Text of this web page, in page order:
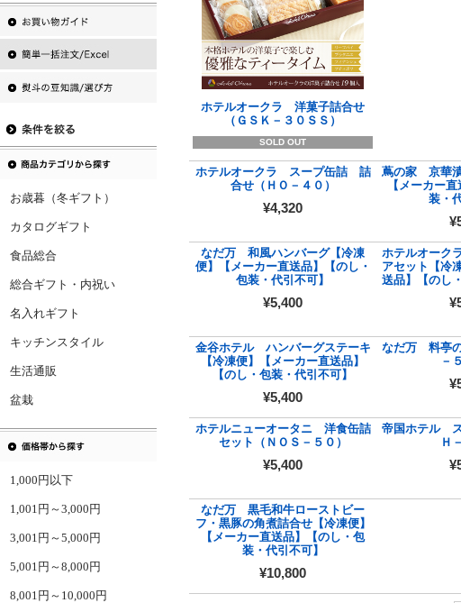
お歳暮（冬ギフト）
カタログギフト
食品総合
総合ギフト・内祝い
名入れギフト
キッチンスタイル
生活通販
盆栽
1,000円以下
1,001円～3,000円
3,001円～5,000円
5,001円～8,000円
8,001円～10,000円
ホテルオークラ 洋菓子詰合せ
（ＧＳＫ－３０ＳＳ）
SOLD OUT
ホテルオークラ スープ缶詰 詰
合せ（ＨＯ－４０）
¥4,320
蔦の家 京華漬
【メーカー
装・
なだ万 和風ハンバーグ【冷凍
便】【メーカー直送品】【のし・
包装・代引不可】
¥5,400
ホテルオーク
アセット【冷
送品】【のし
金谷ホテル ハンバーグステーキ
【冷凍便】【メーカー直送品】
【のし・包装・代引不可】
¥5,400
なだ万 料亭
－
ホテルニューオータニ 洋食缶詰
セット（ＮＯＳ－５０）
¥5,400
帝国ホテル ス
Ｈ
なだ万 黒毛和牛ローストビー
フ・黒豚の角煮詰合せ【冷凍便】
【メーカー直送品】【のし・包
装・代引不可】
¥10,800